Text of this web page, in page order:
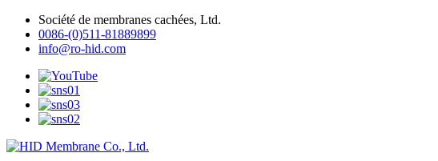
Société de membranes cachées, Ltd.
0086-(0)511-81889899
info@ro-hid.com